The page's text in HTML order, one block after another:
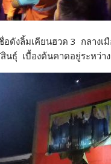
ดังลิ้มเคียนฮวด 3 กลางเ
นธุ์ เบื้องต้นคาดอยู่ระหว่า